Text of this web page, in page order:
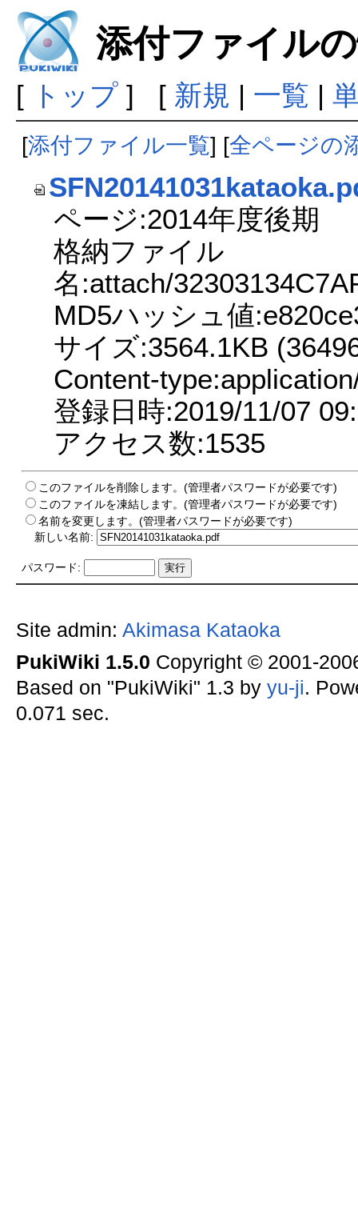
添付ファイル
[ トップ] [ 新規 | 一覧 |
[添付ファイル一覧] [全ページの
ページ:2014年度後期
格納ファイル
名:attach/
MD5ハッシュ値
サイズ:3564.1KB
Content-
登録日時:2019/11/07
アクセス数:1535
このファイルを削除します。(管理者パスワードが必要です)
このファイルを凍結します。(管理者パスワードが必要です)
名前を変更します。(管理者パスワードが必要です)
新しい名前:
パスワード:
Site admin: Akimasa Kataoka
PukiWiki 1.5.0 Copyright © 2001-
Based on "PukiWiki" 1.3 by yu-ji.
0.071 sec.